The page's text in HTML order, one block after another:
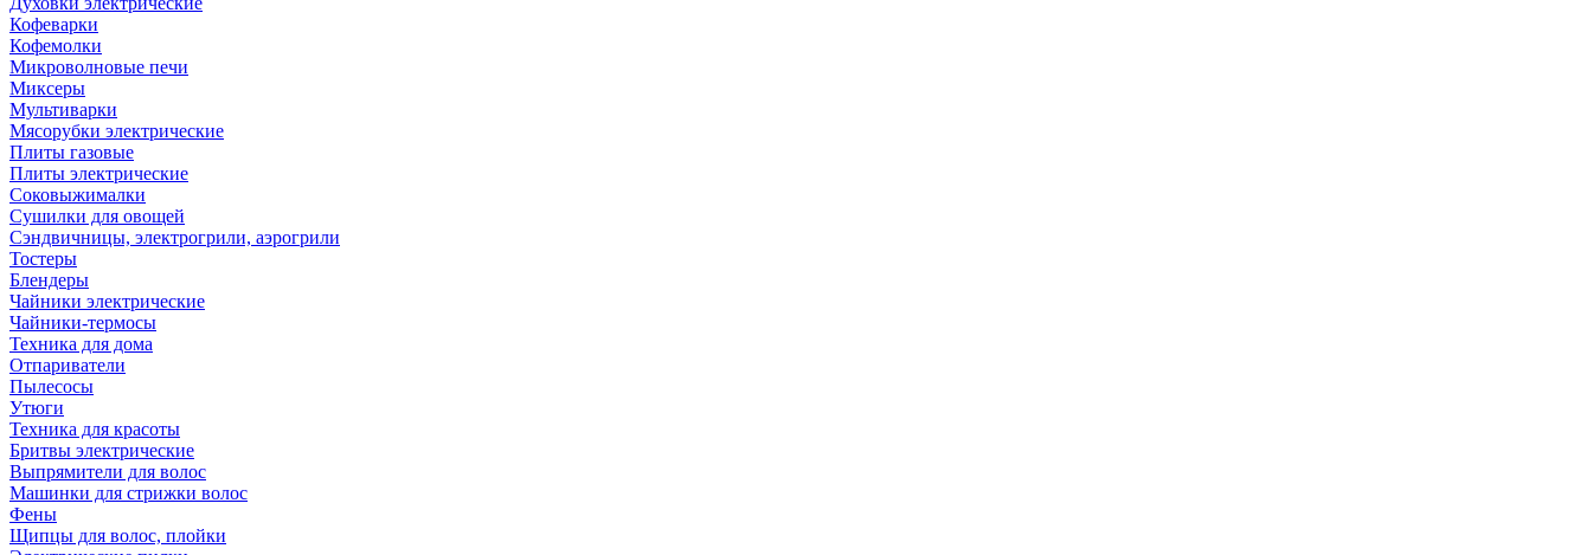
Кофеварки
Кофемолки
Микроволновые печи
Миксеры
Мультиварки
Мясорубки электрические
Плиты газовые
Плиты электрические
Соковыжималки
Сушилки для овощей
Сэндвичницы, электрогрили, аэрогрили
Тостеры
Блендеры
Чайники электрические
Чайники-термосы
Техника для дома
Отпариватели
Пылесосы
Утюги
Техника для красоты
Бритвы электрические
Выпрямители для волос
Машинки для стрижки волос
Фены
Щипцы для волос, плойки